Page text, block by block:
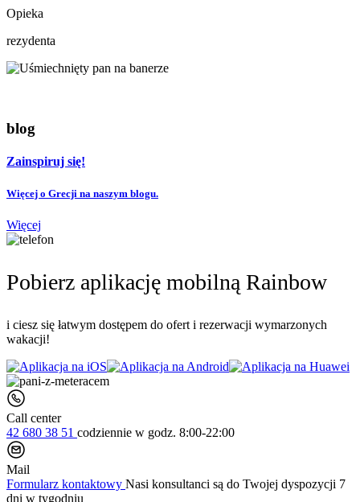
Opieka
rezydenta
blog
Zainspiruj się!
Więcej o Grecji na naszym blogu.
Więcej
Pobierz aplikację mobilną Rainbow
i ciesz się łatwym dostępem do ofert i rezerwacji wymarzonych
wakacji!
Call center
42 680 38 51 codziennie w godz. 8:00-22:00
Mail
Formularz kontaktowy Nasi konsultanci są do Twojej dyspozycji 7
dni w tygodniu